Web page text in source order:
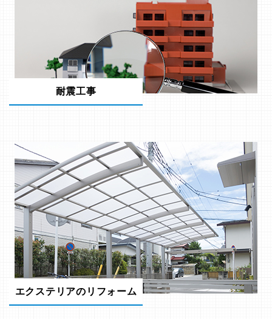
耐震工事
エクステリアのリフォーム